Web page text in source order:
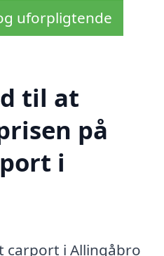
uforpligtende
til at
på
i
carport i Allingåbro